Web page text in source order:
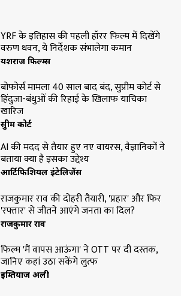
YRF के इतिहास की पहली हॉरर फिल्म में दिखेंगे
वरुण धवन, ये निर्देशक संभालेगा कमान
यशराज फिल्म्स
बोफोर्स मामला 40 साल बाद बंद, सुप्रीम कोर्ट से
हिंदुजा-बंधुओं की रिहाई के खिलाफ याचिका
खारिज
सुप्रीम कोर्ट
AI की मदद से तैयार हुए नए वायरस, वैज्ञानिकों ने
बताया क्या है इसका उद्देश्य
आर्टिफिशियल इंटेलिजेंस
राजकुमार राव की दोहरी तैयारी, 'प्रहार' और फिर
'रफ्तार' से जीतने आएंगे जनता का दिल?
राजकुमार राव
फिल्म 'मैं वापस आऊंगा' ने OTT पर दी दस्तक,
जानिए कहां उठा सकेंगे लुत्फ
इम्तियाज अली